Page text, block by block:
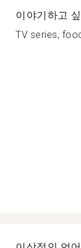
이야기하고
TV series,